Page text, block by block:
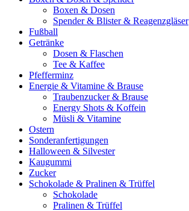
Boxen & Dosen
Spender & Blister & Reagenzgläser
Fußball
Getränke
Dosen & Flaschen
Tee & Kaffee
Pfefferminz
Energie & Vitamine & Brause
Traubenzucker & Brause
Energy Shots & Koffein
Müsli & Vitamine
Ostern
Sonderanfertigungen
Halloween & Silvester
Kaugummi
Zucker
Schokolade & Pralinen & Trüffel
Schokolade
Pralinen & Trüffel